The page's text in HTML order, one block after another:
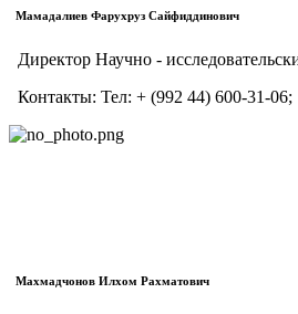
Мамадалиев Фарухруз Сайфиддинович
Директор Научно -
Контакты: Тел: + (992 44) 600-31-06;
Махмадчонов Илхом Рахматович